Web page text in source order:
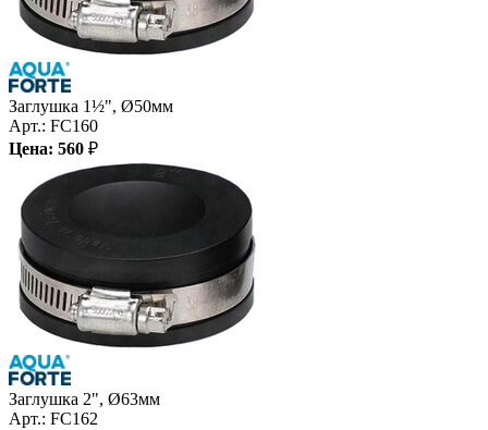
Заглушка 1½", Ø50мм
Арт.: FC160
Цена: 560 ₽
Заглушка 2", Ø63мм
Арт.: FC162